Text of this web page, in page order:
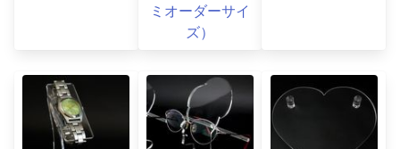
ミオーダーサイ
ズ）